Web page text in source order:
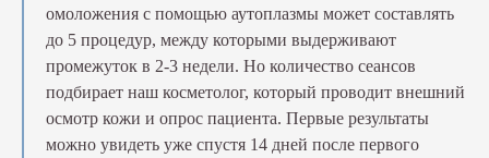
омоложения с помощью аутоплазмы может составлять
до 5 процедур, между которыми выдерживают
промежуток в 2-3 недели. Но количество сеансов
подбирает наш косметолог, который проводит внешний
осмотр кожи и опрос пациента. Первые результаты
можно увидеть уже спустя 14 дней после первого